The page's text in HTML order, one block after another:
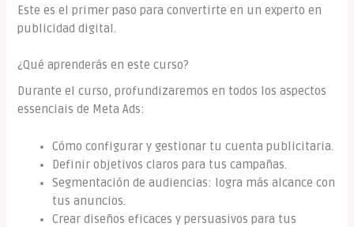
Este es el primer paso para convertirte en un experto en
publicidad digital.
¿Qué aprenderás en este curso?
Durante el curso, profundizaremos en todos los aspectos
essenciais de Meta Ads:
Cómo configurar y gestionar tu cuenta publicitaria.
Definir objetivos claros para tus campañas.
Segmentación de audiencias: logra más alcance con
tus anuncios.
Crear diseños eficaces y persuasivos para tus